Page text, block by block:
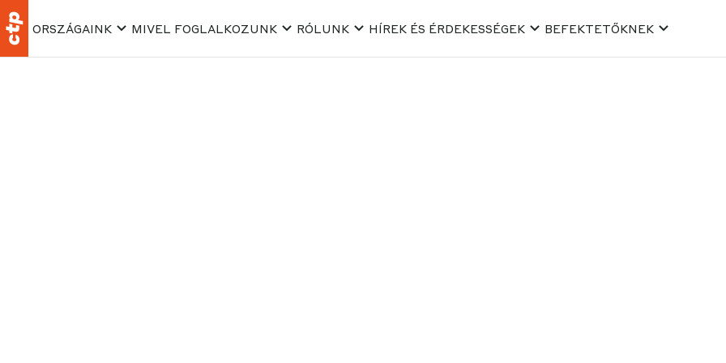
ORSZÁGAINK MIVEL FOGLALKOZUNK RÓLUNK HÍREK ÉS ÉRDEKESSÉGEK BEFEKTETŐKNEK